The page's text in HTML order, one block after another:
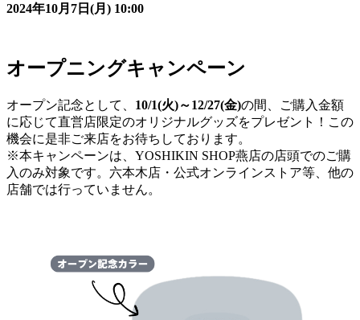
2024年10月7日(月) 10:00
オープニングキャンペーン
オープン記念として、 10/1(火)～12/27(金)の間、ご購入金額
に応じて直営店限定のオリジナルグッズをプレゼント！この
機会に是非ご来店をお待ちしております。
※本キャンペーンは、YOSHIKIN SHOP燕店の店頭でのご購
入のみ対象です。六本木店・公式オンラインストア等、他の
店舗では行っていません。